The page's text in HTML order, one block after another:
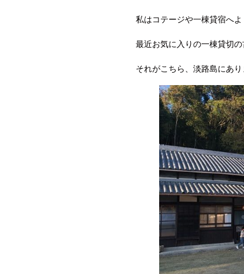
私はコテージや一棟貸宿へ
最近お気に入りの一棟貸切
それがこちら、淡路島にあり